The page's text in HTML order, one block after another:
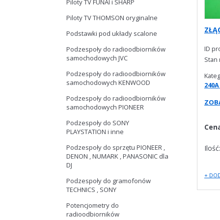
Piloty TV FUNAI i SHARP
Piloty TV THOMSON oryginalne
Podstawki pod układy scalone
Podzespoły do radioodbiorników
samochodowych JVC
Podzespoły do radioodbiorników
samochodowych KENWOOD
Podzespoły do radioodbiorników
samochodowych PIONEER
Podzespoły do SONY
PLAYSTATION i inne
Podzespoły do sprzętu PIONEER ,
DENON , NUMARK , PANASONIC dla
DJ
Podzespoły do gramofonów
TECHNICS , SONY
Potencjometry do
radioodbiorników
ID
Stan
Ilość:
+